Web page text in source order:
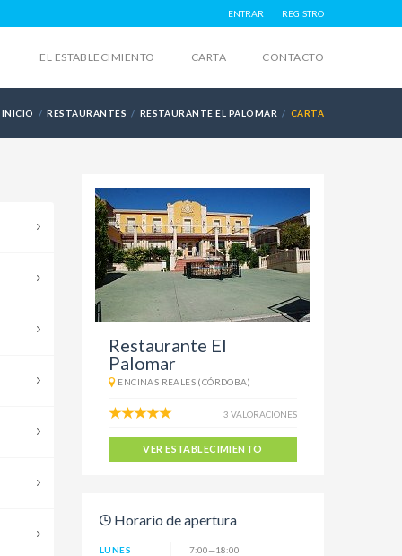
ENTRAR REGISTRO
EL ESTABLECIMIENTO CARTA CONTACTO
INICIO RESTAURANTES RESTAURANTE EL PALOMAR CARTA
Restaurante El
Palomar
ENCINAS REALES (CÓRDOBA)
3 VALORACIONES
VER ESTABLECIMIENTO
Horario de apertura
LUNES
7:00—18:00